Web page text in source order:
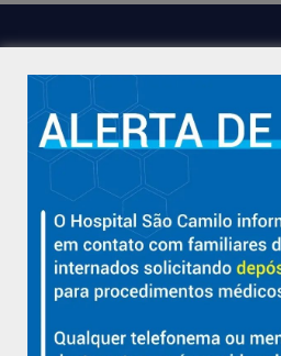
Hospital São Camilo – há mais de
com qualidade, acolhimento e
Aracruz e região.